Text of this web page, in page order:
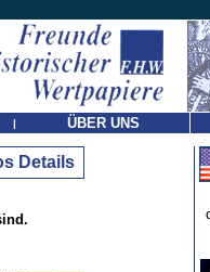
| ÜBER UNS
Details